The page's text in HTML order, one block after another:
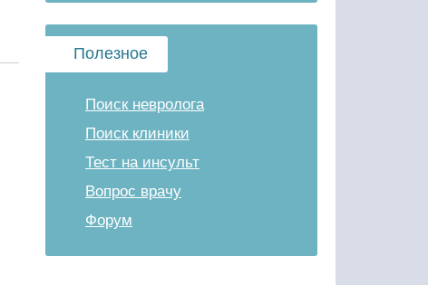
Полезное
Поиск невролога
Поиск клиники
Тест на инсульт
Вопрос врачу
Форум